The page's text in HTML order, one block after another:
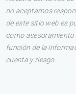
no aceptamos
de este sitio web es
como asesoramiento
función de la
cuenta y riesgo.